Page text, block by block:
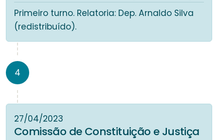
Primeiro turno. Relatoria: Dep. Arnaldo Silva
(redistribuído).
4
27/04/2023
Comissão de Constituição e Justiça